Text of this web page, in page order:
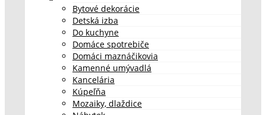
Bytové dekorácie
Detská izba
Do kuchyne
Domáce spotrebiče
Domáci maznáčikovia
Kamenné umývadlá
Kancelária
Kúpeľňa
Mozaiky, dlaždice